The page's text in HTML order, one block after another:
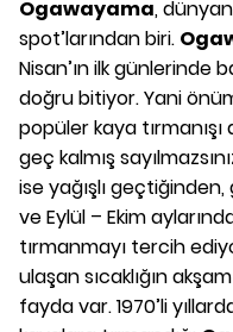
Ogawayama,
spot’larından biri.
Nisan’ın ilk günlerinde
doğru bitiyor. Yani
popüler kaya
geç kalmış
ise yağışlı
ve Eylül – Ekim
tırmanmayı tercih
ulaşan sıcaklığın
fayda var. 1970’li